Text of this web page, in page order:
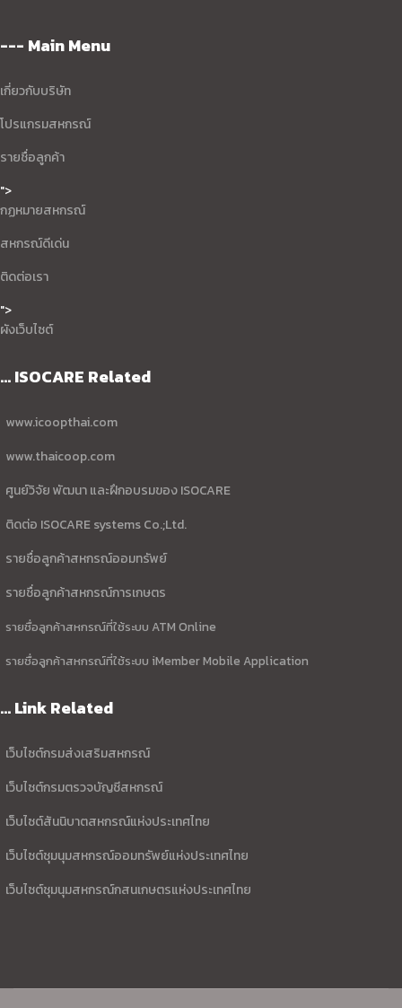
--- Main Menu
เกี่ยวกับบริษัท
โปรแกรมสหกรณ์
รายชื่อลูกค้า
">
กฏหมายสหกรณ์
สหกรณ์ดีเด่น
ติดต่อเรา
">
ผังเว็บไซต์
... ISOCARE Related
www.icoopthai.com
www.thaicoop.com
ศูนย์วิจัย พัฒนา และฝึกอบรมของ ISOCARE
ติดต่อ ISOCARE systems Co.;Ltd.
รายชื่อลูกค้าสหกรณ์ออมทรัพย์
รายชื่อลูกค้าสหกรณ์การเกษตร
รายชื่อลูกค้าสหกรณ์ที่ใช้ระบบ ATM Online
รายชื่อลูกค้าสหกรณ์ที่ใช้ระบบ iMember Mobile Application
... Link Related
เว็บไซต์กรมส่งเสริมสหกรณ์
เว็บไซต์กรมตรวจบัญชีสหกรณ์
เว็บไซต์สันนิบาตสหกรณ์แห่งประเทศไทย
เว็บไซต์ชุมนุมสหกรณ์ออมทรัพย์แห่งประเทศไทย
เว็บไซต์ชุมนุมสหกรณ์กสนเกษตรแห่งประเทศไทย